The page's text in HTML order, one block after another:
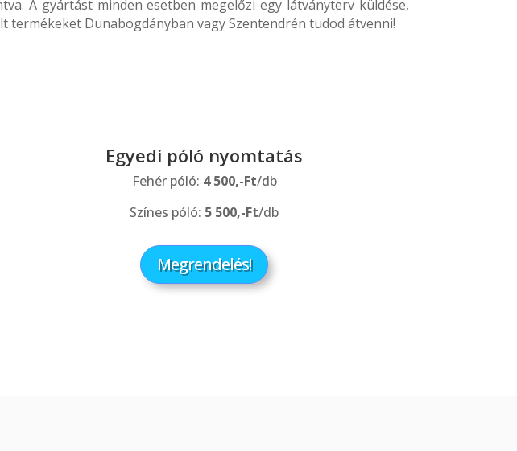
A gyártást minden esetben megelőzi egy látványterv küldése,
termékeket Dunabogdányban vagy Szentendrén tudod átvenni!
Egyedi póló nyomtatás
Fehér póló: 4 500,-Ft/db
Színes póló: 5 500,-Ft/db
Megrendelés!